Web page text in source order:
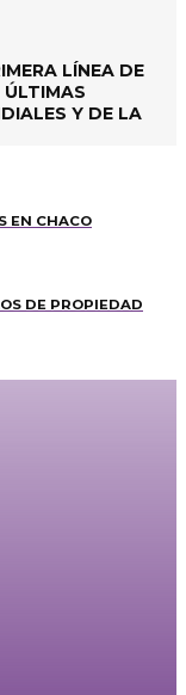
LÍNEA DE
ÚLTIMAS
Y DE LA
EN CHACO
DE PROPIEDAD